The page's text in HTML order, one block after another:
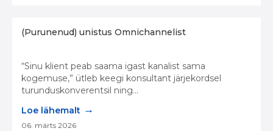
(Purunenud) unistus Omnichannelist
“Sinu klient peab saama igast kanalist sama
kogemuse,” ütleb keegi konsultant järjekordsel
turunduskonverentsil ning...
Loe lähemalt →
06. märts 2026